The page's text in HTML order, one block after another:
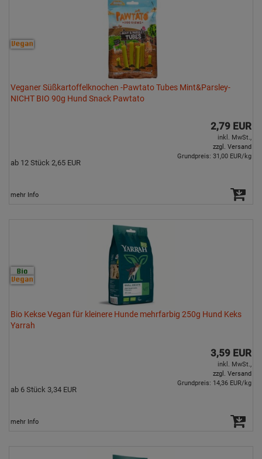
Veganer Süßkartoffelknochen -Pawtato Tubes Mint&Parsley-
NICHT BIO 90g Hund Snack Pawtato
2,79 EUR
inkl. MwSt.,
zzgl. Versand
ab 12 Stück 2,65 EUR
Grundpreis: 31,00 EUR/kg
mehr Info
Bio Kekse Vegan für kleinere Hunde mehrfarbig 250g Hund Keks
Yarrah
3,59 EUR
inkl. MwSt.,
zzgl. Versand
ab 6 Stück 3,34 EUR
Grundpreis: 14,36 EUR/kg
mehr Info